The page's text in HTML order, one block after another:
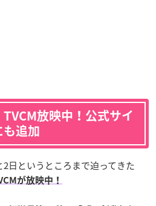
TVCM放映中！公式サイ
も追加
日というところまで迫ってきた
が放映中！